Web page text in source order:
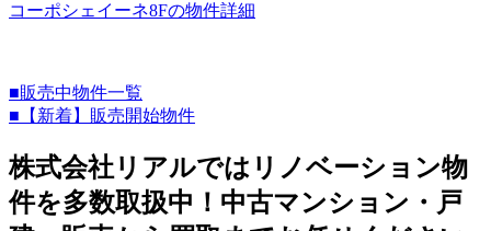
コーポシェイーネ8Fの物件詳細
■販売中物件一覧
■【新着】販売開始物件
株式会社リアルではリノベーション物
件を多数取扱中！中古マンション・戸